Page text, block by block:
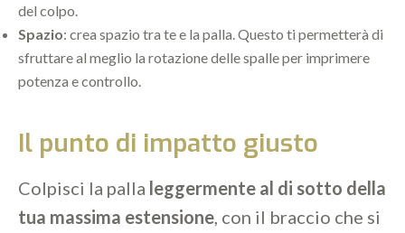
del colpo.
Spazio: crea spazio tra te e la palla. Questo ti permetterà di
sfruttare al meglio la rotazione delle spalle per imprimere
potenza e controllo.
Il punto di impatto giusto
Colpisci la palla leggermente al di sotto della
tua massima estensione , con il braccio che si